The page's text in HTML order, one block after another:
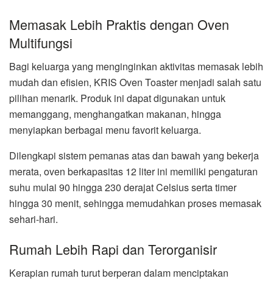
Memasak Lebih Praktis dengan Oven
Multifungsi
Bagi keluarga yang menginginkan aktivitas memasak lebih
mudah dan efisien, KRIS Oven Toaster menjadi salah satu
pilihan menarik. Produk ini dapat digunakan untuk
memanggang, menghangatkan makanan, hingga
menyiapkan berbagai menu favorit keluarga.
Dilengkapi sistem pemanas atas dan bawah yang bekerja
merata, oven berkapasitas 12 liter ini memiliki pengaturan
suhu mulai 90 hingga 230 derajat Celsius serta timer
hingga 30 menit, sehingga memudahkan proses memasak
sehari-hari.
Rumah Lebih Rapi dan Terorganisir
Kerapian rumah turut berperan dalam menciptakan